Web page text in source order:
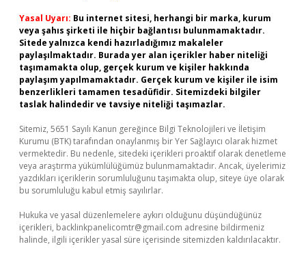
Yasal Uyarı: Bu internet sitesi, herhangi bir marka, kurum
veya şahıs şirketi ile hiçbir bağlantısı bulunmamaktadır.
Sitede yalnızca kendi hazırladığımız makaleler
paylaşılmaktadır. Burada yer alan içerikler haber niteliği
taşımamakta olup, gerçek kurum ve kişiler hakkında
paylaşım yapılmamaktadır. Gerçek kurum ve kişiler ile isim
benzerlikleri tamamen tesadüfidir. Sitemizdeki bilgiler
taslak halindedir ve tavsiye niteliği taşımazlar.
Sitemiz, 5651 Sayılı Kanun gereğince Bilgi Teknolojileri ve İletişim
Kurumu (BTK) tarafından onaylanmış bir Yer Sağlayıcı olarak hizmet
vermektedir. Bu nedenle, sitedeki içerikleri proaktif olarak denetleme
veya araştırma yükümlülüğümüz bulunmamaktadır. Ancak, üyelerimiz
yazdıkları içeriklerin sorumluluğunu taşımakta olup, siteye üye olarak
bu sorumluluğu kabul etmiş sayılırlar.
Hukuka ve yasal düzenlemelere aykırı olduğunu düşündüğünüz
içerikleri, backlinkpanelicomtr@gmail.com adresine bildirmeniz
halinde, ilgili içerikler yasal süre içerisinde sitemizden kaldırılacaktır.